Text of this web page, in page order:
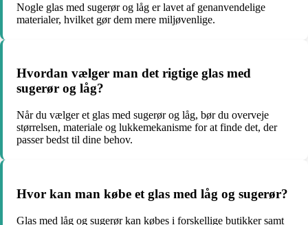
Nogle glas med sugerør og låg er lavet af genanvendelige
materialer, hvilket gør dem mere miljøvenlige.
Hvordan vælger man det rigtige glas med
sugerør og låg?
Når du vælger et glas med sugerør og låg, bør du overveje
størrelsen, materiale og lukkemekanisme for at finde det, der
passer bedst til dine behov.
Hvor kan man købe et glas med låg og sugerør?
Glas med låg og sugerør kan købes i forskellige butikker samt